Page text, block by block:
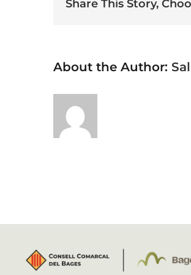
Share This Story,
About the Author: